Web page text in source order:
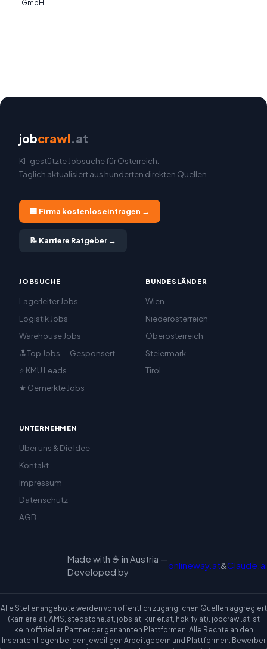
GmbH
jobcrawl.at
KI-gestützte Jobsuche für Österreich.
Täglich aktualisiert aus hunderten direkten Quellen.
🏢 Firma kostenlos eintragen →
📝 Karriere Ratgeber →
JOBSUCHE
Lagerleiter Jobs
Logistik Jobs
Warehouse Jobs
🔝Top Jobs — Gesponsert
⭐ KMU Leads
★ Gemerkte Jobs
BUNDESLÄNDER
Wien
Niederösterreich
Oberösterreich
Steiermark
Tirol
UNTERNEHMEN
Über uns & Die Idee
Kontakt
Impressum
Datenschutz
AGB
Made with ☕ in Austria —
Developed by
onlineway.at&Claude.ai
Alle Stellenangebote werden von öffentlich zugänglichen Quellen aggregiert
(karriere.at, AMS, stepstone.at, jobs.at, kurier.at, hokify.at). jobcrawl.at ist
kein offizieller Partner der genannten Plattformen. Alle Rechte an den
Inseraten liegen bei den jeweiligen Arbeitgebern und Plattformen. Bewerber